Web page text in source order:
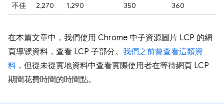
不佳 2,270 1,290 350 360
在本篇文章中，我們使用 Chrome 中子資源圖片 LCP 的網
頁導覽資料，查看 LCP 子部分。 我們之前曾查看這類資
料 ，但從未從實地資料中查看實際使用者在等待網頁 LCP
期間花費時間的時間點。